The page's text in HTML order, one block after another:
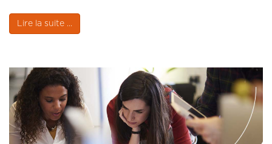
Lire la suite ...